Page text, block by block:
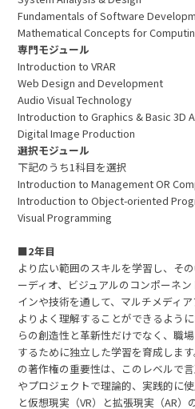
Fundamentals of Software
Mathematical Concepts for
専門モジュール
Introduction to VRAR
Web Design and Development
Audio Visual Technology
Introduction to Graphics & Basic 3D
Digital Image Production
選択モジュール
下記のうち1科目を選択
Introduction to Management OR
​Introduction to Object-oriented
Visual Programming
■2年目
より広い範囲のスキルを学習し、そ
ーディオ、ビジュアルのコンポーネ
インや技術を通して、マルチメディ
よりよく理解することができるよう
らの創造性と革新性だけでなく、職
するために独立した学習を育成しま
の著作権の重要性は、このレベルで
やプロジェクトで理論的、実践的に
と仮想現実（VR）と拡張現実（AR